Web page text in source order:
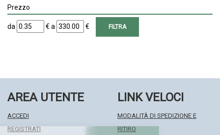
Prezzo
filtra
da
da €
filtra
a
a €
AREA UTENTE
ACCEDI
REGISTRATI
LINK VELOCI
MODALITÀ DI SPEDIZIONE E
RITIRO